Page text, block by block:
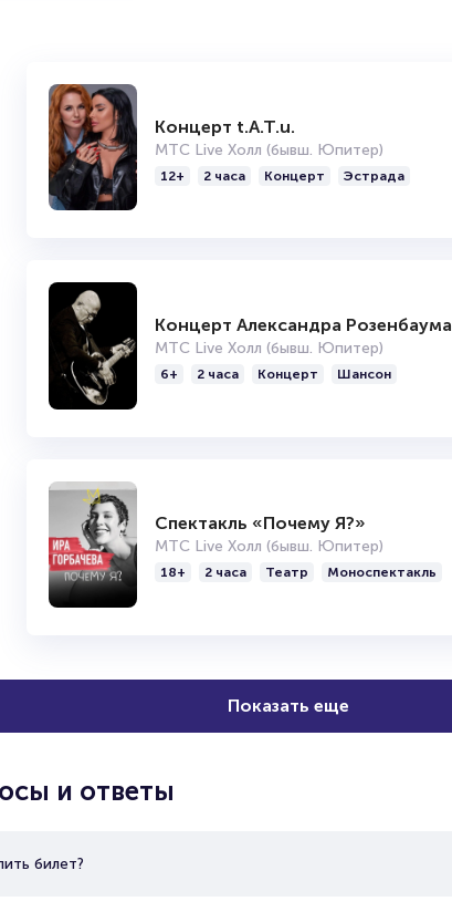
Концерт t.A.T.u.
МТС Live Холл (бывш. Юпитер)
12+ 2 часа Концерт Эстрада
Концерт Александра Розенбаума
МТС Live Холл (бывш. Юпитер)
6+ 2 часа Концерт Шансон
Спектакль «Почему Я?»
МТС Live Холл (бывш. Юпитер)
18+ 2 часа Театр Моноспектакль
Показать еще
и ответы
билет?